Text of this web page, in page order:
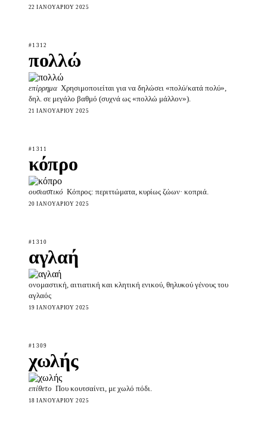
22 ΙΑΝΟΥΑΡΊΟΥ 2025
#1312
πολλώ
επίρρημα Χρησιμοποιείται για να δηλώσει «πολύ/κατά πολύ»,
δηλ. σε μεγάλο βαθμό (συχνά ως «πολλώ μάλλον»).
21 ΙΑΝΟΥΑΡΊΟΥ 2025
#1311
κόπρο
ουσιαστικό Κόπρος: περιττώματα, κυρίως ζώων· κοπριά.
20 ΙΑΝΟΥΑΡΊΟΥ 2025
#1310
αγλαή
ονομαστική, αιτιατική και κλητική ενικού, θηλυκού γένους του
αγλαός
19 ΙΑΝΟΥΑΡΊΟΥ 2025
#1309
χωλής
επίθετο Που κουτσαίνει, με χωλό πόδι.
18 ΙΑΝΟΥΑΡΊΟΥ 2025